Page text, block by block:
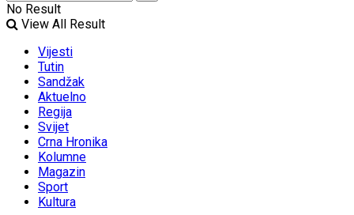
No Result
View All Result
Vijesti
Tutin
Sandžak
Aktuelno
Regija
Svijet
Crna Hronika
Kolumne
Magazin
Sport
Kultura